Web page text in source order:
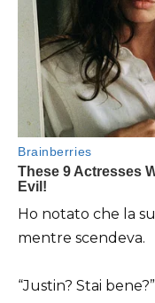
Ho notato che la
mentre scendeva.
“Justin? Stai bene?”